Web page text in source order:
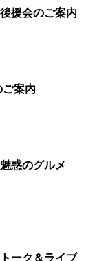
援会のご案内
案内
惑のグルメ
ーク＆ライブ